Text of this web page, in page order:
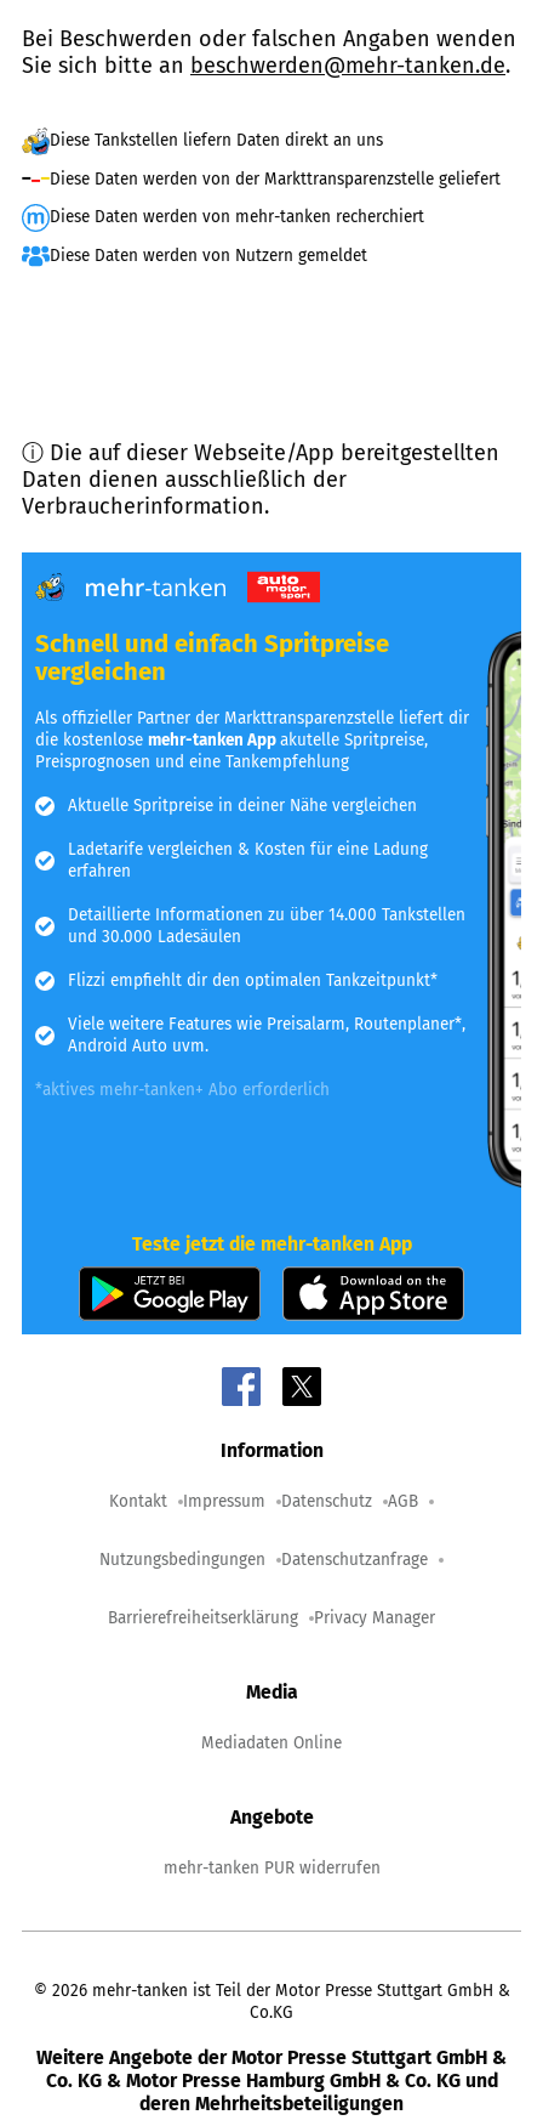
Bei Beschwerden oder falschen Angaben wenden
Sie sich bitte an beschwerden@mehr-tanken.de.
Diese Tankstellen liefern Daten direkt an uns
Diese Daten werden von der Markttransparenzstelle geliefert
Diese Daten werden von mehr-tanken recherchiert
Diese Daten werden von Nutzern gemeldet
ⓘ Die auf dieser Webseite/App bereitgestellten
Daten dienen ausschließlich der
Verbraucherinformation.
Schnell und einfach Spritpreise
vergleichen
Als offizieller Partner der Markttransparenzstelle liefert dir
die kostenlosemehr-tanken Appakutelle Spritpreise,
Preisprognosen und eine Tankempfehlung
Aktuelle Spritpreise in deiner Nähe vergleichen
Ladetarife vergleichen & Kosten für eine Ladung
erfahren
Detaillierte Informationen zu über 14.000 Tankstellen
und 30.000 Ladesäulen
Flizzi empfiehlt dir den optimalen Tankzeitpunkt*
Viele weitere Features wie Preisalarm, Routenplaner*,
Android Auto uvm.
*aktives mehr-tanken+ Abo erforderlich
Teste jetzt die mehr-tanken App
Information
Kontakt Impressum Datenschutz AGB
Nutzungsbedingungen Datenschutzanfrage
Barrierefreiheitserklärung Privacy Manager
Media
Mediadaten Online
Angebote
mehr-tanken PUR widerrufen
© 2026 mehr-tanken ist Teil der Motor Presse Stuttgart GmbH &
Co.KG
Weitere Angebote der Motor Presse Stuttgart GmbH &
Co. KG & Motor Presse Hamburg GmbH & Co. KG und
deren Mehrheitsbeteiligungen